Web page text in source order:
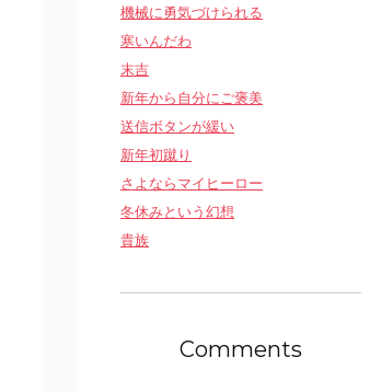
機械に勇気づけられる
寒いんだわ
末吉
新年から自分にご褒美
送信ボタンが緩い
新年初蹴り
さよならマイヒーロー
冬休みという幻想
貴族
Comments